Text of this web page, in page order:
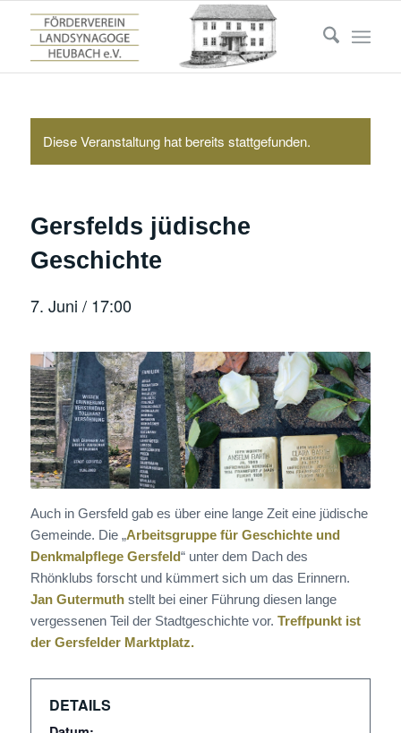
Diese Veranstaltung hat bereits stattgefunden.
Gersfelds jüdische
Geschichte
7. Juni / 17:00
Auch in Gersfeld gab es über eine lange Zeit eine jüdische
Gemeinde. Die „Arbeitsgruppe für Geschichte und
Denkmalpflege Gersfeld“ unter dem Dach des
Rhönklubs forscht und kümmert sich um das Erinnern.
Jan Gutermuthstellt bei einer Führung diesen lange
vergessenen Teil der Stadtgeschichte vor. Treffpunkt ist
der Gersfelder Marktplatz.
DETAILS